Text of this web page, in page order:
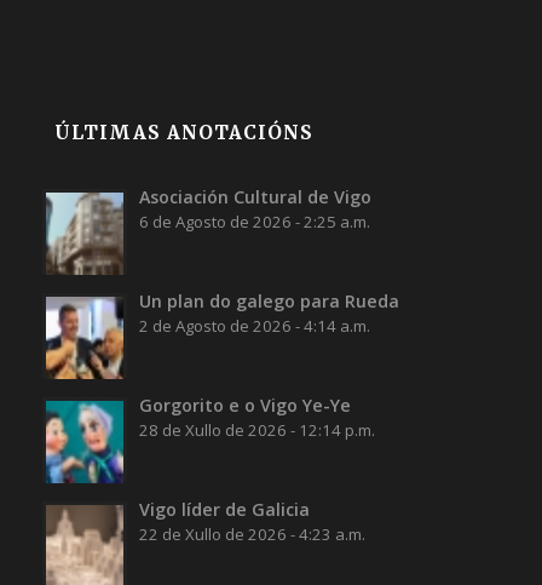
ÚLTIMAS ANOTACIÓNS
Asociación Cultural de Vigo
6 de Agosto de 2026 - 2:25 a.m.
Un plan do galego para Rueda
2 de Agosto de 2026 - 4:14 a.m.
Gorgorito e o Vigo Ye-Ye
28 de Xullo de 2026 - 12:14 p.m.
Vigo líder de Galicia
22 de Xullo de 2026 - 4:23 a.m.